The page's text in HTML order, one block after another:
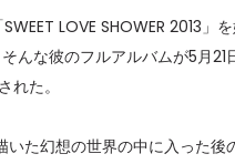
LOVE SHOWER 2013」
んな彼のフルアルバムが5月21
た。
た幻想の世界の中に入った後